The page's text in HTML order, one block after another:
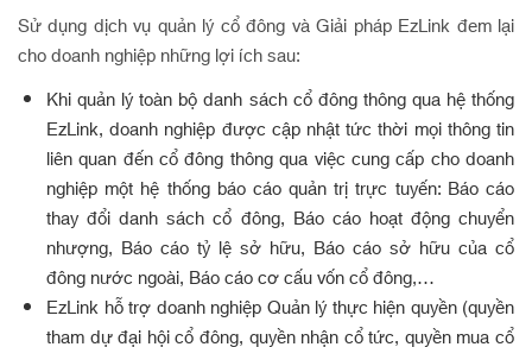
Sử dụng dịch vụ quản lý cổ đông và Giải pháp EzLink đem lại
cho doanh nghiệp những lợi ích sau:
Khi quản lý toàn bộ danh sách cổ đông thông qua hệ thống
EzLink, doanh nghiệp được cập nhật tức thời mọi thông tin
liên quan đến cổ đông thông qua việc cung cấp cho doanh
nghiệp một hệ thống báo cáo quản trị trực tuyến: Báo cáo
thay đổi danh sách cổ đông, Báo cáo hoạt động chuyển
nhượng, Báo cáo tỷ lệ sở hữu, Báo cáo sở hữu của cổ
đông nước ngoài, Báo cáo cơ cấu vốn cổ đông,…
EzLink hỗ trợ doanh nghiệp Quản lý thực hiện quyền (quyền
tham dự đại hội cổ đông, quyền nhận cổ tức, quyền mua cổ